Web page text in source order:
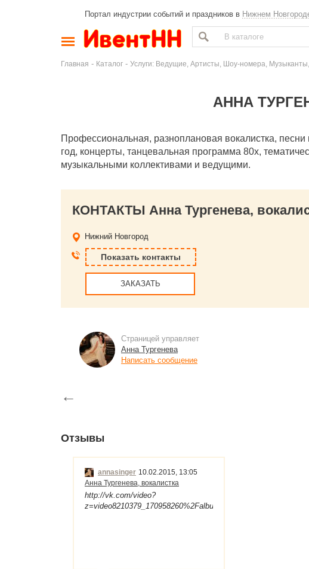
Портал индустрии событий и праздников в Нижнем
Главная - Каталог - Услуги: Ведущие, Артисты, Шоу-номера,
АННА
Профессиональная, разноплановая вокалистка,
год, концерты, танцевальная программа 80х,
музыкальными коллективами и ведущими.
КОНТАКТЫ Анна Тургенева,
Нижний Новгород
Показать контакты
ЗАКАЗАТЬ
Страницей управляет
Анна Тургенева
Написать сообщение
←
Отзывы
annasinger 10.02.2015, 13:05
Анна Тургенева, вокалистка
http://vk.com/video?
z=video8210379_170958260%2Falbum8210379